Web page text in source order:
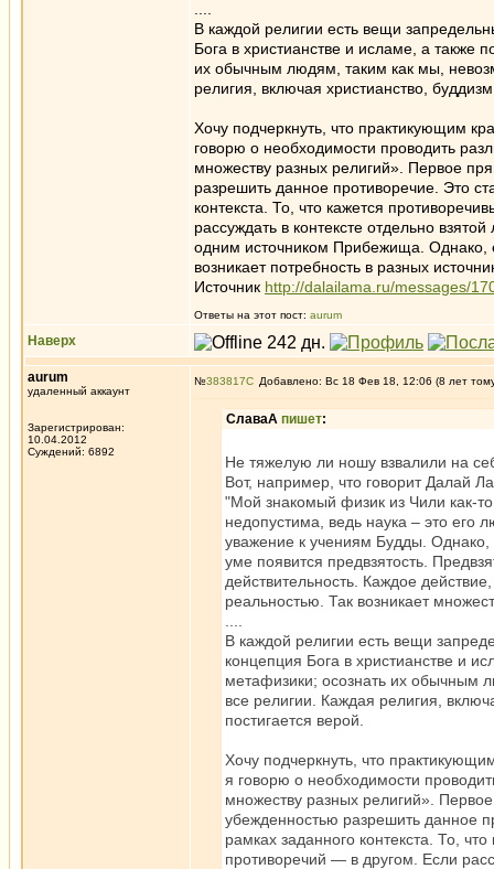
В каждой религии есть вещи
Бога в христианстве и исламе, а также
их обычным людям, таким как мы,
религия, включая христианство,
Хочу подчеркнуть, что практикующим
говорю о необходимости проводить
множеству разных религий». Первое
разрешить данное противоречие. Это
контекста. То, что кажется
рассуждать в контексте отдельно
одним источником Прибежища. Однако,
возникает потребность в разных
Источник http://dalailama.ru/messages/
Ответы на этот пост: aurum
Наверх
aurum
удаленный аккаунт
Зарегистрирован:
10.04.2012
Суждений: 6892
№383817 Добавлено: Вс 18 Фев 18, 12:06 (8 лет
СлаваА пишет:
Не тяжелую ли ношу взвалили на
Вот, например, что говорит Далай
"Мой знакомый физик из Чили как-
недопустима, ведь наука – это его
уважение к учениям Будды.
уме появится предвзятость.
действительность. Каждое
реальностью. Так возникает
В каждой религии есть вещи
концепция Бога в христианстве и
метафизики; осознать их обычным
все религии. Каждая религия,
постигается верой.
Хочу подчеркнуть, что
я говорю о необходимости
множеству разных религий».
убежденностью разрешить данное
рамках заданного контекста. То,
противоречий — в другом. Если